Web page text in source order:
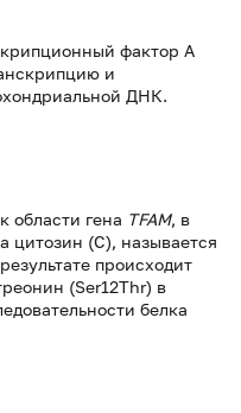
фактор А
и
ДНК.
области гена TFAM, в
цитозин (С), называется
происходит
(Ser12Thr) в
белка